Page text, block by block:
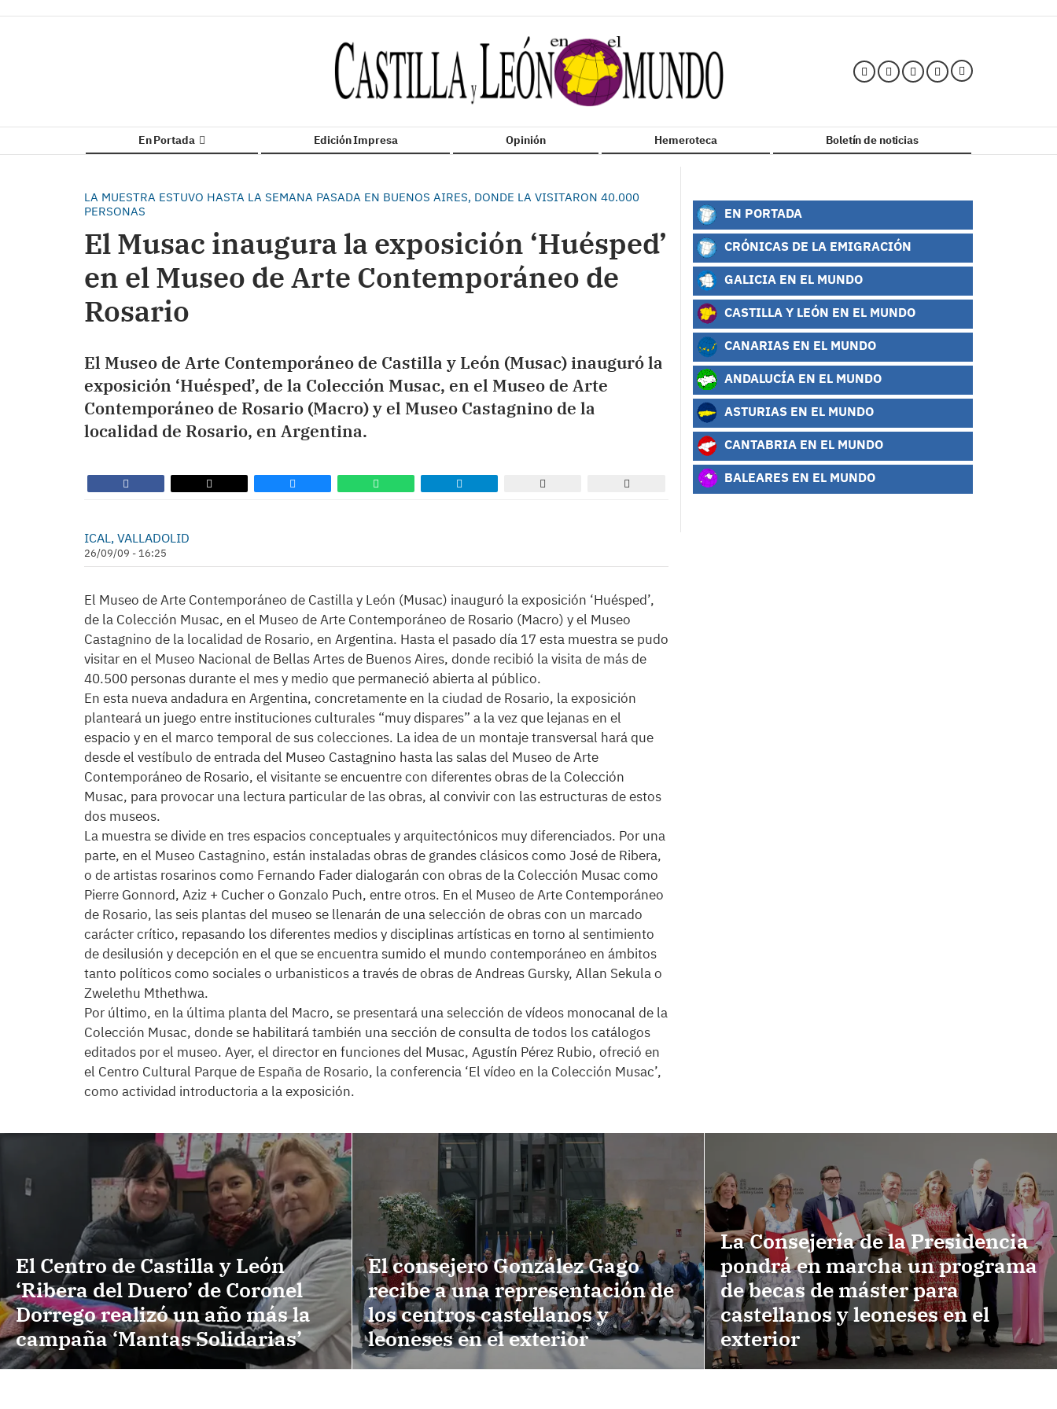
En Portada Edición Impresa Opinión Hemeroteca Boletín de noticias
LA MUESTRA ESTUVO HASTA LA SEMANA PASADA EN BUENOS AIRES, DONDE LA VISITARON 40.000
PERSONAS
El Musac inaugura la exposición ‘Huésped’
en el Museo de Arte Contemporáneo de
Rosario
El Museo de Arte Contemporáneo de Castilla y León (Musac) inauguró la
exposición ‘Huésped’, de la Colección Musac, en el Museo de Arte
Contemporáneo de Rosario (Macro) y el Museo Castagnino de la
localidad de Rosario, en Argentina.
ICAL, VALLADOLID
26/09/09 - 16:25
El Museo de Arte Contemporáneo de Castilla y León (Musac) inauguró la exposición ‘Huésped’,
de la Colección Musac, en el Museo de Arte Contemporáneo de Rosario (Macro) y el Museo
Castagnino de la localidad de Rosario, en Argentina. Hasta el pasado día 17 esta muestra se pudo
visitar en el Museo Nacional de Bellas Artes de Buenos Aires, donde recibió la visita de más de
40.500 personas durante el mes y medio que permaneció abierta al público.
En esta nueva andadura en Argentina, concretamente en la ciudad de Rosario, la exposición
planteará un juego entre instituciones culturales “muy dispares” a la vez que lejanas en el
espacio y en el marco temporal de sus colecciones. La idea de un montaje transversal hará que
desde el vestíbulo de entrada del Museo Castagnino hasta las salas del Museo de Arte
Contemporáneo de Rosario, el visitante se encuentre con diferentes obras de la Colección
Musac, para provocar una lectura particular de las obras, al convivir con las estructuras de estos
dos museos.
La muestra se divide en tres espacios conceptuales y arquitectónicos muy diferenciados. Por una
parte, en el Museo Castagnino, están instaladas obras de grandes clásicos como José de Ribera,
o de artistas rosarinos como Fernando Fader dialogarán con obras de la Colección Musac como
Pierre Gonnord, Aziz + Cucher o Gonzalo Puch, entre otros. En el Museo de Arte Contemporáneo
de Rosario, las seis plantas del museo se llenarán de una selección de obras con un marcado
carácter crítico, repasando los diferentes medios y disciplinas artísticas en torno al sentimiento
de desilusión y decepción en el que se encuentra sumido el mundo contemporáneo en ámbitos
tanto políticos como sociales o urbanisticos a través de obras de Andreas Gursky, Allan Sekula o
Zwelethu Mthethwa.
Por último, en la última planta del Macro, se presentará una selección de vídeos monocanal de la
Colección Musac, donde se habilitará también una sección de consulta de todos los catálogos
editados por el museo. Ayer, el director en funciones del Musac, Agustín Pérez Rubio, ofreció en
el Centro Cultural Parque de España de Rosario, la conferencia ‘El vídeo en la Colección Musac’,
como actividad introductoria a la exposición.
EN PORTADA
CRÓNICAS DE LA EMIGRACIÓN
GALICIA EN EL MUNDO
CASTILLA Y LEÓN EN EL MUNDO
CANARIAS EN EL MUNDO
ANDALUCÍA EN EL MUNDO
ASTURIAS EN EL MUNDO
CANTABRIA EN EL MUNDO
BALEARES EN EL MUNDO
El Centro de Castilla y León
‘Ribera del Duero’ de Coronel
Dorrego realizó un año más la
campaña ‘Mantas Solidarias’
El consejero González Gago
recibe a una representación de
los centros castellanos y
leoneses en el exterior
La Consejería de la Presidencia
pondrá en marcha un programa
de becas de máster para
castellanos y leoneses en el
exterior